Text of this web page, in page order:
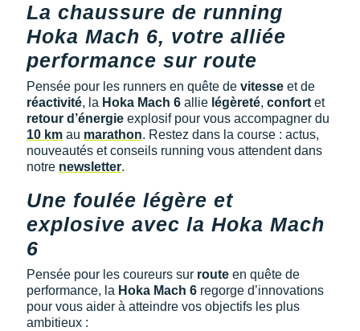
La chaussure de running
Hoka Mach 6, votre alliée
performance sur route
Pensée pour les runners en quête de vitesse et de
réactivité, la Hoka Mach 6 allie légèreté, confort et
retour d’énergie explosif pour vous accompagner du
10 km au marathon. Restez dans la course : actus,
nouveautés et conseils running vous attendent dans
notre newsletter.
Une foulée légère et
explosive avec la Hoka Mach
6
Pensée pour les coureurs sur route en quête de
performance, la Hoka Mach 6 regorge d’innovations
pour vous aider à atteindre vos objectifs les plus
ambitieux :
Puma
Reebok
Salomon
Saucony
Scott
Shokz
Sidas